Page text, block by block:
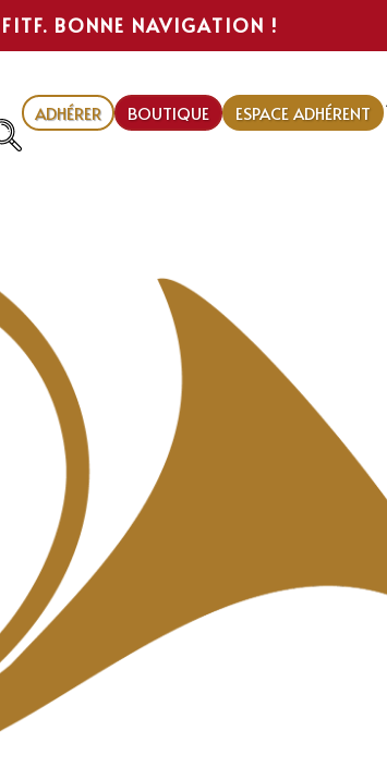
BONNE NAVIGATION !
ADHÉRER BOUTIQUE ESPACE ADHÉRENT